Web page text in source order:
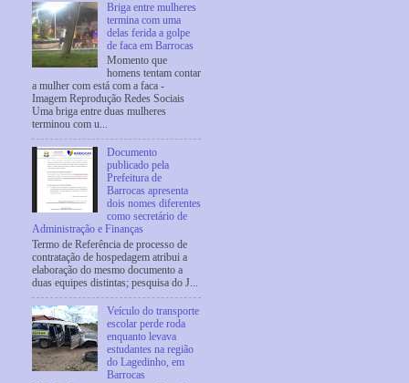
Briga entre mulheres
termina com uma
delas ferida a golpe
de faca em Barrocas
Momento que
homens tentam contar
a mulher com está com a faca -
Imagem Reprodução Redes Sociais
Uma briga entre duas mulheres
terminou com u...
Documento
publicado pela
Prefeitura de
Barrocas apresenta
dois nomes diferentes
como secretário de
Administração e Finanças
Termo de Referência de processo de
contratação de hospedagem atribui a
elaboração do mesmo documento a
duas equipes distintas; pesquisa do J...
Veículo do transporte
escolar perde roda
enquanto levava
estudantes na região
do Lagedinho, em
Barrocas